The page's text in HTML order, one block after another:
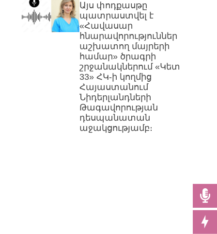
Այս փոդքասթը
պատրաստվել է
«Հավասար
հնարավորություններ
աշխատող մայրերի
համար» ծրագրի
շրջանակներում «Կետ
33» ՀԿ-ի կողմից
Հայաստանում
Նիդերլանդների
Թագավորության
դեսպանատան
աջակցությամբ։